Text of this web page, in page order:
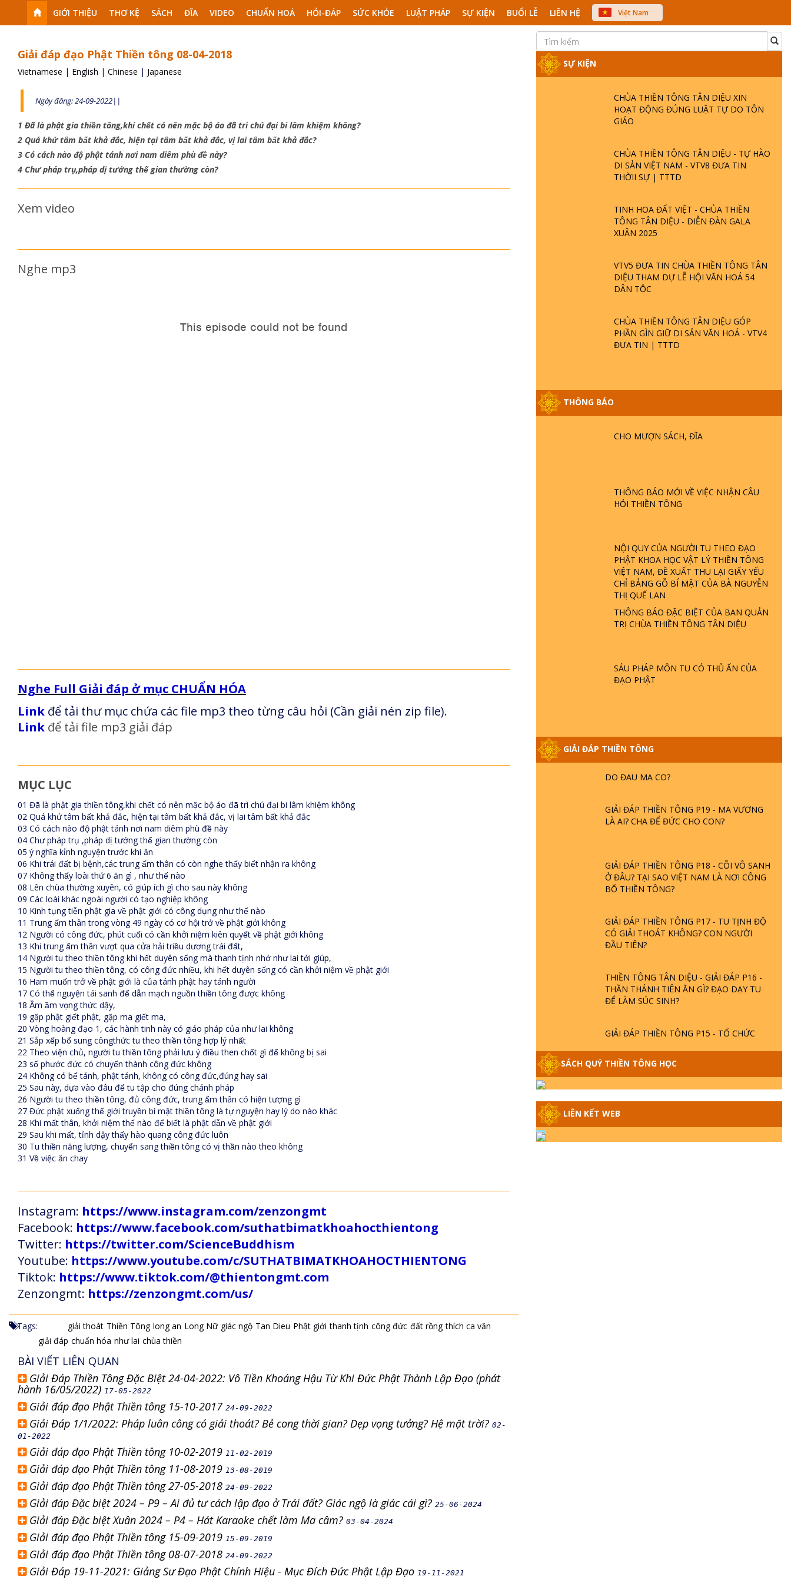
GIỚI THIỆU THƠ KỆ SÁCH ĐĨA VIDEO CHUẨN HOÁ HỎI-ĐÁP SỨC KHỎE LUẬT PHÁP SỰ KIỆN BUỔI LỄ LIÊN HỆ
Việt Nam
中文
Giải đáp đạo Phật Thiền tông 08-04-2018
Vietnamese | English | Chinese | Japanese
Ngày đăng: 24-09-2022||
1 Đã là phật gia thiền tông,khi chết có nên mặc bộ áo đã trì chú đại bi lâm khiệm không?
2 Quá khứ tâm bất khả đắc, hiện tại tâm bất khả đắc, vị lai tâm bất khả đắc?
3 Có cách nào độ phật tánh nơi nam diêm phù đề này?
4 Chư pháp trụ,pháp dị tướng thế gian thường còn?
Xem video
Nghe mp3
Nghe Full Giải đáp ở mục CHUẨN HÓA
Link để tải thư mục chứa các file mp3 theo từng câu hỏi (Cần giải nén zip file).
Link để tải file mp3 giải đáp
MỤC LỤC
01 Đã là phật gia thiền tông,khi chết có nên mặc bộ áo đã trì chú đại bi lâm khiệm không
02 Quá khứ tâm bất khả đắc, hiện tại tâm bất khả đắc, vị lai tâm bất khả đắc
03 Có cách nào độ phật tánh nơi nam diêm phù đề này
04 Chư pháp trụ ,pháp dị tướng thế gian thường còn
05 ý nghĩa kỉnh nguyện trước khi ăn
06 Khi trái đất bị bệnh,các trung ấm thân có còn nghe thấy biết nhận ra không
07 Không thấy loài thứ 6 ăn gì , như thế nào
08 Lên chùa thường xuyên, có giúp ích gì cho sau này không
09 Các loài khác ngoài người có tạo nghiệp không
10 Kinh tụng tiễn phật gia về phật giới có công dụng như thế nào
11 Trung ấm thân trong vòng 49 ngày có cơ hội trở về phật giới không
12 Người có công đức, phút cuối có cần khởi niệm kiên quyết về phật giới không
13 Khi trung ấm thân vượt qua cửa hải triều dương trái đất,
14 Người tu theo thiền tông khi hết duyên sống mà thanh tịnh nhớ như lai tới giúp,
15 Người tu theo thiền tông, có công đức nhiều, khi hết duyên sống có cần khởi niệm về phật giới
16 Ham muốn trở về phật giới là của tánh phật hay tánh người
17 Có thể nguyện tái sanh để dẫn mạch nguồn thiền tông được không
18 Ầm ầm vọng thức dậy,
19 gặp phật giết phật, gặp ma giết ma,
20 Vòng hoàng đạo 1, các hành tinh này có giáo pháp của như lai không
21 Sắp xếp bổ sung côngthức tu theo thiền tông hợp lý nhất
22 Theo viện chủ, người tu thiền tông phải lưu ý điều then chốt gì để không bị sai
23 số phước đức có chuyển thành công đức không
24 Không có bể tánh, phật tánh, không có công đức,đúng hay sai
25 Sau này, dựa vào đâu để tu tập cho đúng chánh pháp
26 Người tu theo thiền tông, đủ công đức, trung ấm thân có hiện tượng gì
27 Đức phật xuống thế giới truyền bí mật thiền tông là tự nguyện hay lý do nào khác
28 Khi mất thân, khởi niệm thế nào để biết là phật dẫn về phật giới
29 Sau khi mất, tỉnh dậy thấy hào quang công đức luôn
30 Tu thiền năng lượng, chuyển sang thiền tông có vị thần nào theo không
31 Về việc ăn chay
Instagram: https://www.instagram.com/zenzongmt
Facebook: https://www.facebook.com/suthatbimatkhoahocthientong
Twitter: https://twitter.com/ScienceBuddhism
Youtube: https://www.youtube.com/c/SUTHATBIMATKHOAHOCTHIENTONG
Tiktok: https://www.tiktok.com/@thientongmt.com
Zenzongmt: https://zenzongmt.com/us/
Tags: giải thoát Thiền Tông long an Long Nữ giác ngộ Tan Dieu Phật giới thanh tịnh công đức đất rồng thích ca văn
giải đáp chuẩn hóa như lai chùa thiền
BÀI VIẾT LIÊN QUAN
Giải Đáp Thiền Tông Đặc Biệt 24-04-2022: Vô Tiền Khoáng Hậu Từ Khi Đức Phật Thành Lập Đạo (phát
hành 16/05/2022) 17-05-2022
Giải đáp đạo Phật Thiền tông 15-10-2017 24-09-2022
Giải Đáp 1/1/2022: Pháp luân công có giải thoát? Bẻ cong thời gian? Dẹp vọng tưởng? Hệ mặt trời? 02-
01-2022
Giải đáp đạo Phật Thiền tông 10-02-2019 11-02-2019
Giải đáp đạo Phật Thiền tông 11-08-2019 13-08-2019
Giải đáp đạo Phật Thiền tông 27-05-2018 24-09-2022
Giải đáp Đặc biệt 2024 – P9 – Ai đủ tư cách lập đạo ở Trái đất? Giác ngộ là giác cái gì? 25-06-2024
Giải đáp Đặc biệt Xuân 2024 – P4 – Hát Karaoke chết làm Ma câm? 03-04-2024
Giải đáp đạo Phật Thiền tông 15-09-2019 15-09-2019
Giải đáp đạo Phật Thiền tông 08-07-2018 24-09-2022
Giải Đáp 19-11-2021: Giảng Sư Đạo Phật Chính Hiệu - Mục Đích Đức Phật Lập Đạo 19-11-2021
SỰ KIỆN
CHÙA THIỀN TÔNG TÂN DIỆU XIN
HOẠT ĐỘNG ĐÚNG LUẬT TỰ DO TÔN
GIÁO
CHÙA THIỀN TÔNG TÂN DIỆU - TỰ HÀO
DI SẢN VIỆT NAM - VTV8 ĐƯA TIN
THỜII SỰ | TTTD
TINH HOA ĐẤT VIỆT - CHÙA THIỀN
TÔNG TÂN DIỆU - DIỄN ĐÀN GALA
XUÂN 2025
VTV5 ĐƯA TIN CHÙA THIỀN TÔNG TÂN
DIỆU THAM DỰ LỄ HỘI VĂN HOÁ 54
DÂN TỘC
CHÙA THIỀN TÔNG TÂN DIỆU GÓP
PHẦN GÌN GIỮ DI SẢN VĂN HOÁ - VTV4
ĐƯA TIN | TTTD
THÔNG BÁO
CHO MƯỢN SÁCH, ĐĨA
THÔNG BÁO MỚI VỀ VIỆC NHẬN CÂU
HỎI THIỀN TÔNG
NỘI QUY CỦA NGƯỜI TU THEO ĐẠO
PHẬT KHOA HỌC VẬT LÝ THIỀN TÔNG
VIỆT NAM, ĐỀ XUẤT THU LẠI GIẤY YẾU
CHỈ BẢNG GỖ BÍ MẬT CỦA BÀ NGUYỄN
THỊ QUẾ LAN
THÔNG BÁO ĐẶC BIỆT CỦA BAN QUẢN
TRỊ CHÙA THIỀN TÔNG TÂN DIỆU
SÁU PHÁP MÔN TU CÓ THỦ ẤN CỦA
ĐẠO PHẬT
GIẢI ĐÁP THIỀN TÔNG
GIẢI ĐÁP ĐẶC BIỆT P25 - SUỐT 49 NĂM
HỘI GÌ? TỬ VÌ ĐẠO
PHẬT GIỚI CÓ THỜI GIAN KHÔNG? |
TTTD
LÀ AI? QUỶ SA TĂNG? | TTTD
GIẢI ĐÁP THIỀN TÔNG ĐẶC BIỆT P22 - TẠI
SAO TRÁI ĐẤT NHIỀU THIÊN TAI - LŨ LỤT
- HỎA HOẠN | TTTD
GIẢI ĐÁP THIỀN TÔNG ĐẶC BIỆT P21 - TẠI
GIẢI ĐÁP VỀ LỄ TIỄN THIỀN TÔNG SƯ
GIẢI ĐÁP THIỀN TÔNG ĐẶC BIỆT PHẦN 20
LÀ AI? CHA ĐỂ ĐỨC CHO CON?
Ở ĐÂU? TẠI SAO VIỆT NAM LÀ NƠI CÔNG
BỐ THIỀN TÔNG?
CÓ GIẢI THOÁT KHÔNG? CON NGƯỜI
ĐẦU TIÊN?
THẦN THÁNH TIÊN ĂN GÌ? ĐẠO DẠY TU
ĐỂ LÀM SÚC SINH?
LOÀI CÔ HỒN - GIÁO LÝ ĐẠO PHẬT KHI
GIẢI ĐÁP THIỀN TÔNG ĐẶC BIỆT - P14 -
NGUỒN GỐC ÂM LỊCH DƯƠNG LỊCH -
TẦNG BÌNH LƯU LỚN ĐẾN ĐÂU
SÁCH QUÝ THIỀN TÔNG HỌC
LIÊN KẾT WEB